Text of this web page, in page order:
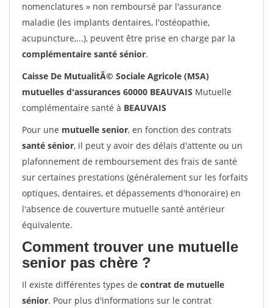
nomenclatures » non remboursé par l'assurance
maladie (les implants dentaires, l'ostéopathie,
acupuncture,...), peuvent être prise en charge par la
complémentaire santé sénior.
Caisse De MutualitÃ© Sociale Agricole (MSA)
mutuelles d'assurances 60000 BEAUVAIS Mutuelle
complémentaire santé à BEAUVAIS
Pour une mutuelle senior, en fonction des contrats
santé sénior, il peut y avoir des délais d'attente ou un
plafonnement de remboursement des frais de santé
sur certaines prestations (généralement sur les forfaits
optiques, dentaires, et dépassements d'honoraire) en
l'absence de couverture mutuelle santé antérieur
équivalente.
Comment trouver une mutuelle
senior pas chère ?
Il existe différentes types de contrat de mutuelle
sénior. Pour plus d'informations sur le contrat